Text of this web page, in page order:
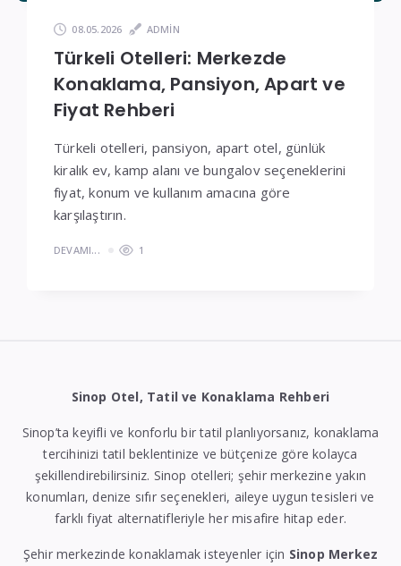
08.05.2026 ADMIN
Türkeli Otelleri: Merkezde
Konaklama, Pansiyon, Apart ve
Fiyat Rehberi
Türkeli otelleri, pansiyon, apart otel, günlük
kiralık ev, kamp alanı ve bungalov seçeneklerini
fiyat, konum ve kullanım amacına göre
karşılaştırın.
DEVAMI... 1
Sinop Otel, Tatil ve Konaklama Rehberi
Sinop’ta keyifli ve konforlu bir tatil planlıyorsanız, konaklama
tercihinizi tatil beklentinize ve bütçenize göre kolayca
şekillendirebilirsiniz. Sinop otelleri; şehir merkezine yakın
konumları, denize sıfır seçenekleri, aileye uygun tesisleri ve
farklı fiyat alternatifleriyle her misafire hitap eder.
Şehir merkezinde konaklamak isteyenler için Sinop Merkez